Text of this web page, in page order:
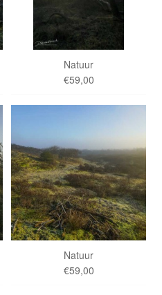
Natuur
€59,00
Natuur
€59,00